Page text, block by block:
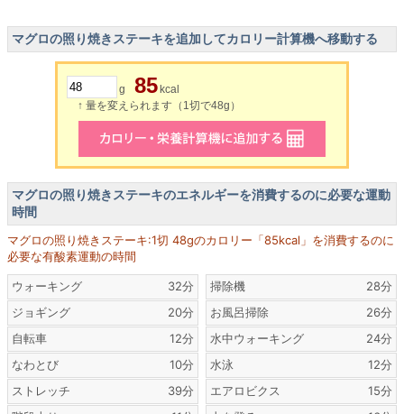
マグロの照り焼きステーキを追加してカロリー計算機へ移動する
g 85 kcal
↑ 量を変えられます（1切で48g）
マグロの照り焼きステーキのエネルギーを消費するのに必要な運動
時間
マグロの照り焼きステーキ:1切 48gのカロリー「85kcal」を消費するのに
必要な有酸素運動の時間
ウォーキング
32分
ジョギング
20分
自転車
12分
なわとび
10分
ストレッチ
39分
掃除機
28分
お風呂掃除
26分
水中ウォーキング
24分
水泳
12分
エアロビクス
15分